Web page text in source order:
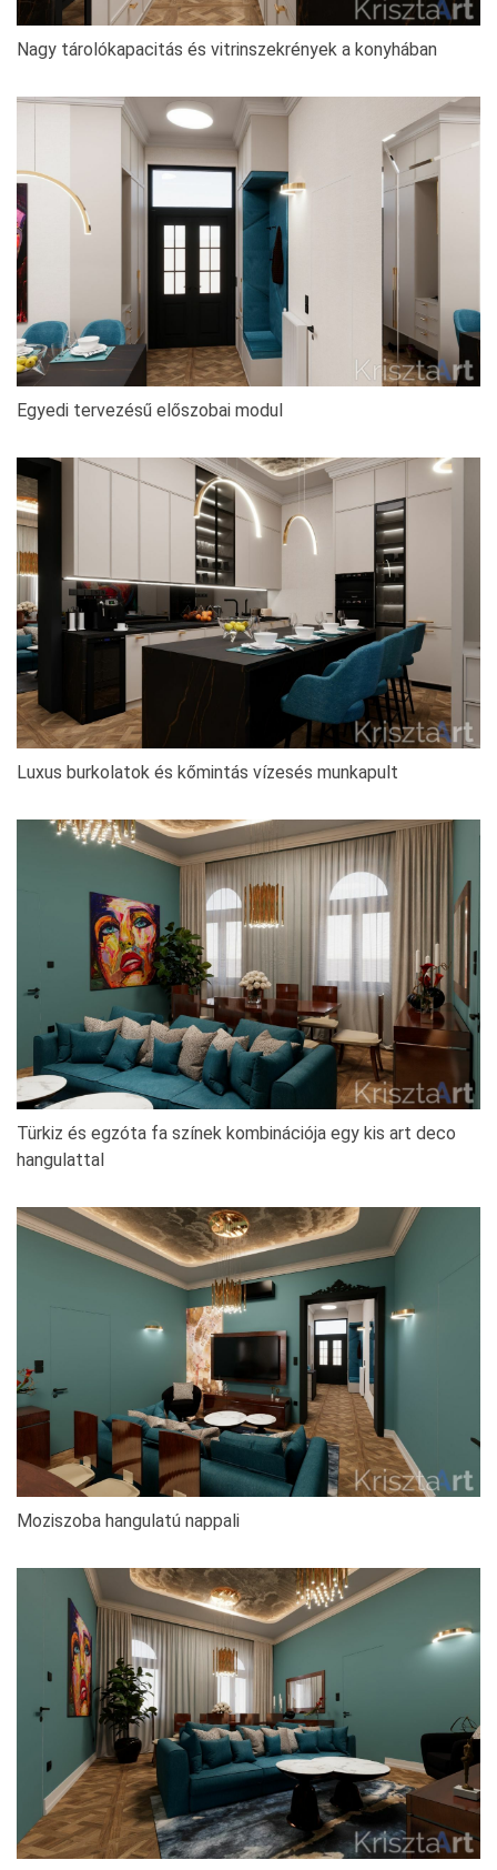
Nagy tárolókapacitás és vitrinszekrények a konyhában
Egyedi tervezésű előszobai modul
Luxus burkolatok és kőmintás vízesés munkapult
Türkiz és egzóta fa színek kombinációja egy kis art deco
hangulattal
Moziszoba hangulatú nappali